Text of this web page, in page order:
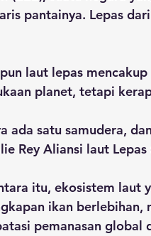
pantainya. Lepas
laut lepas
planet, tetapi
ada satu samudera,
Rey Aliansi laut
itu, ekosistem laut
ikan berlebihan,
pemanasan global